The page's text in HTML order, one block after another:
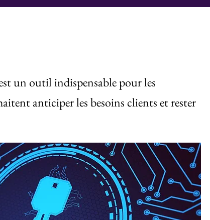
un outil indispensable pour les
anticiper les besoins clients et rester